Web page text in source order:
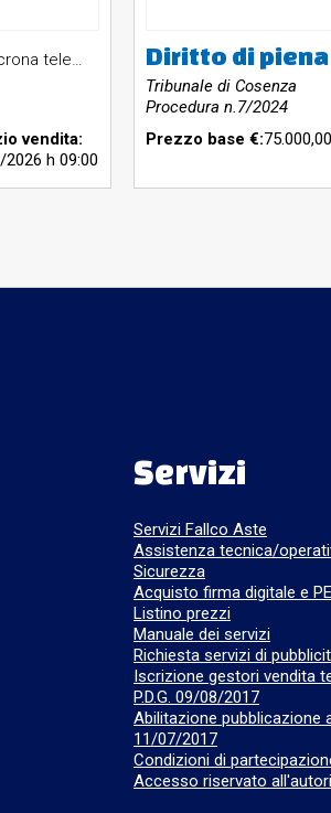
Asincrona telematica
vendita:
2026 h 09:00
Tribunale di Cosenza
Procedura n.7/2024
Prezzo base €:75.000,00
Servizi
Servizi Fallco Aste
Assistenza tecnica/
Sicurezza
Acquisto firma digitale e
Listino prezzi
Manuale dei servizi
Richiesta servizi di
Iscrizione gestori vendita
P.D.G. 09/08/2017
Abilitazione pubblicazione
11/07/2017
Condizioni di
Accesso riservato